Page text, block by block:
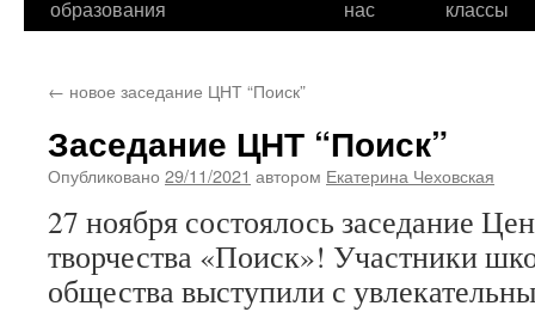
образования
нас
классы
← новое заседание ЦНТ “Поиск”
Заседание ЦНТ “Поиск”
Опубликовано 29/11/2021 автором Екатерина Чеховская
27 ноября состоялось заседание
творчества «Поиск»! Участники
общества выступили с